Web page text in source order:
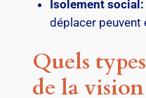
Isolement social:
déplacer peuvent
Quels
de la